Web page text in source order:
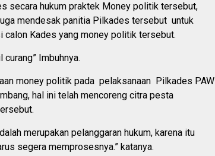
secara hukum praktek Money politik tersebut,
mendesak panitia Pilkades tersebut untuk
calon Kades yang money politik tersebut.
curang” Imbuhnya.
money politik pada pelaksanaan Pilkades PAW
hal ini telah mencoreng citra pesta
merupakan pelanggaran hukum, karena itu
segera memprosesnya.” katanya.